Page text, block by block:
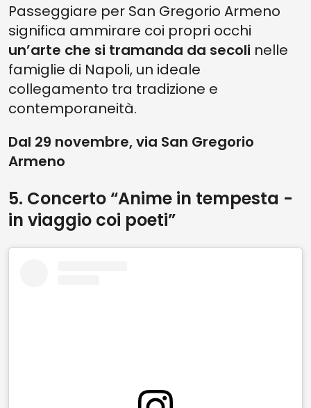
Passeggiare per San Gregorio Armeno
significa ammirare coi propri occhi
un’arte che si tramanda da secoli nelle
famiglie di Napoli, un ideale
collegamento tra tradizione e
contemporaneità.
Dal 29 novembre, via San Gregorio
Armeno
5. Concerto “Anime in tempesta -
in viaggio coi poeti”